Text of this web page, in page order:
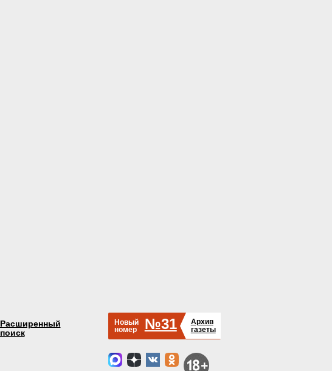
Расширенный
поиск
Новый
номер
№31
Архив
газеты